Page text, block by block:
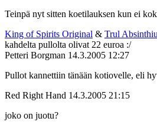
Teinpä nyt sitten koetilauksen kun ei
King of Spirits Original & Trul
kahdelta pullolta olivat 22 euroa :/
Petteri Borgman 14.3.2005 12:27
Pullot kannettiin tänään kotiovelle, eli
Red Right Hand 14.3.2005 21:15
joko on juotu?